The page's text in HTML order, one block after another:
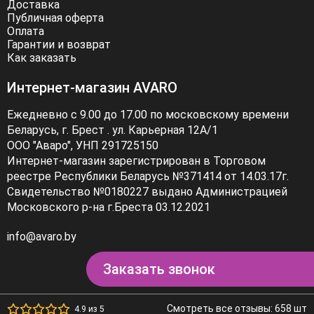
Доставка
Публичная оферта
Оплата
Гарантии и возврат
Как заказать
Интернет-магазин AVARO
Ежедневно с 9.00 до 17.00 по московскому времени
Беларусь, г. Брест . ул. Карьерная 12А/1
ООО "Аваро", УНП 291725150
Интернет-магазин зарегистрирован в Торговом
реестре Республики Беларусь №371414 от 14.03.17г.
Свидетельство №0180227 выдано Администрацией
Московского р-на г.Бреста 03.12.2021
info@avaro.by
Заказать звонок
4.9 из 5 Смотреть все отзывы: 658 шт